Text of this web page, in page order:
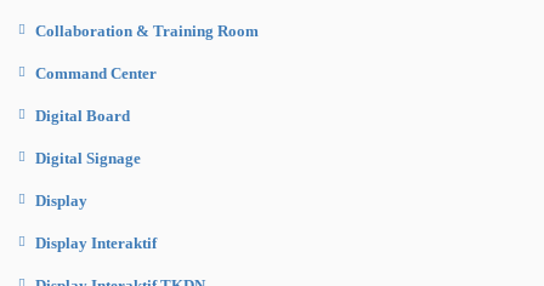
Collaboration & Training Room
Command Center
Digital Board
Digital Signage
Display
Display Interaktif